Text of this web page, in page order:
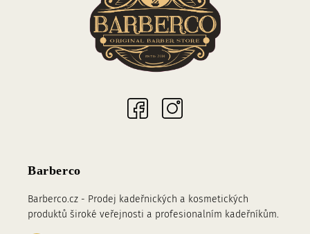
Barberco
Barberco.cz - Prodej kadeřnických a kosmetických
produktů široké veřejnosti a profesionalním kadeřníkům.